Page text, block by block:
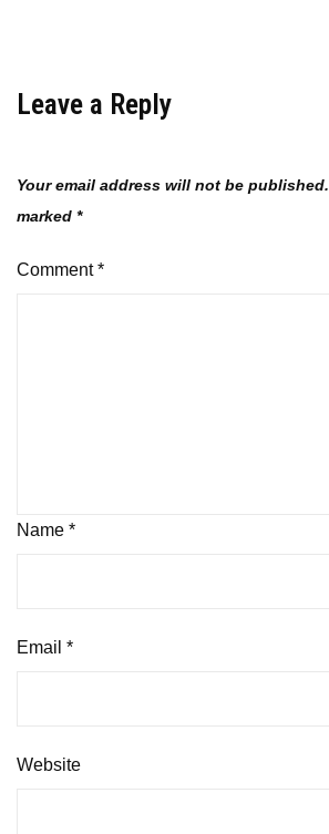
Leave a Reply
Your email address will not be published.
marked *
Comment*
Name *
Email *
Website